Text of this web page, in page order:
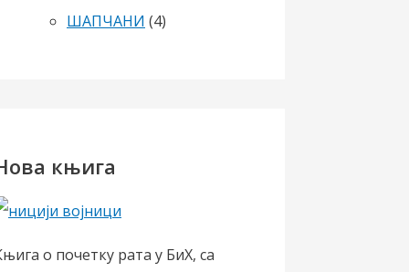
ШАПЧАНИ (4)
књига
о почетку рата у БиХ, са